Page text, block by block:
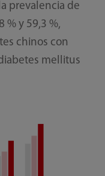
prevalencia de
% y 59,3 %,
chinos con
mellitus